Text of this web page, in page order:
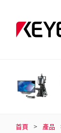
首頁 產品